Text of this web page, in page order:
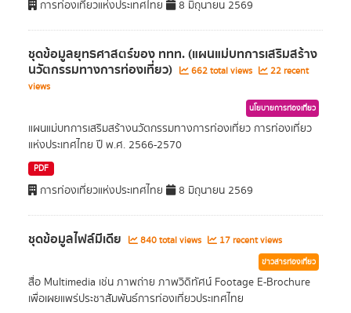
การท่องเที่ยวแห่งประเทศไทย 8 มิถุนายน 2569
ชุดข้อมูลยุทธศาสตร์ของ ททท. (แผนแม่บทการเสริมสร้าง
นวัตกรรมทางการท่องเที่ยว) 662 total views
22 recent
views
นโยบายการท่องเที่ยว
แผนแม่บทการเสริมสร้างนวัตกรรมทางการท่องเที่ยว การท่องเที่ยว
แห่งประเทศไทย ปี พ.ศ. 2566-2570
PDF
การท่องเที่ยวแห่งประเทศไทย 8 มิถุนายน 2569
ชุดข้อมูลไฟล์มีเดีย 840 total views 17 recent views
ข่าวสารท่องเที่ยว
สื่อ Multimedia เช่น ภาพถ่าย ภาพวิดิทัศน์ Footage E-Brochure
เพื่อเผยแพร่ประชาสัมพันธ์การท่องเที่ยวประเทศไทย